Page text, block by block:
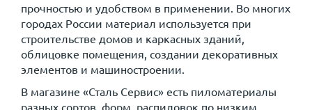
прочностью и удобством в применении. Во многих
городах России материал используется при
строительстве домов и каркасных зданий,
облицовке помещения, создании декоративных
элементов и машиностроении.
В магазине «Сталь Сервис» есть пиломатериалы
разных сортов, форм, распиловок по низким